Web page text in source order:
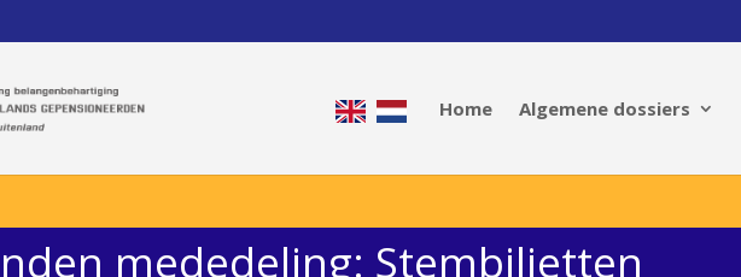
Home Algemene dossiers
mededeling: Stembiljetten